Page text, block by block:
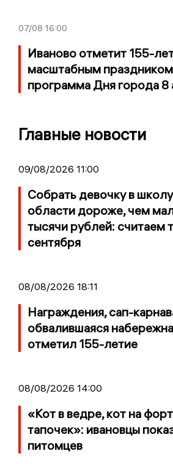
07/08 16:00
Иваново отметит 155-
масштабным
программа Дня города 8
Главные новости
09/08/2026 11:00
Собрать девочку в
области дороже, чем
тысячи рублей: считаем
сентября
08/08/2026 18:11
Награждения, сап-
обвалившаяся
отметил 155-летие
08/08/2026 14:00
«Кот в ведре, кот на
тапочек»: ивановцы
питомцев